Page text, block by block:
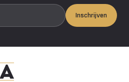
Inschrijven